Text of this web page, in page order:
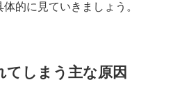
的に見ていきましょう。
てしまう主な原因